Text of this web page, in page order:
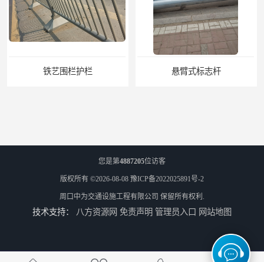
铁艺围栏护栏 悬臂式标志杆
您是第4887205位访客
版权所有 ©2026-08-08 豫ICP备2022025891号-2
周口中为交通设施工程有限公司 保留所有权利.
技术支持： 八方资源网 免责声明 管理员入口 网站地图